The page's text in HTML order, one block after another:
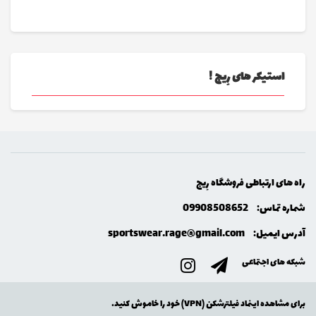
استیکر های رِیج !
راه های ارتباطی فروشگاه رِيج
شماره تماس: 09908508652
آدرس ایمیل: sportswear.rage@gmail.com
شبکه های اجتماعی
برای مشاهده اینماد فیلترشکن (VPN) خود را خاموش کنید.